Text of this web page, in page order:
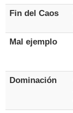
Fin del Caos
Mal ejemplo
Dominación